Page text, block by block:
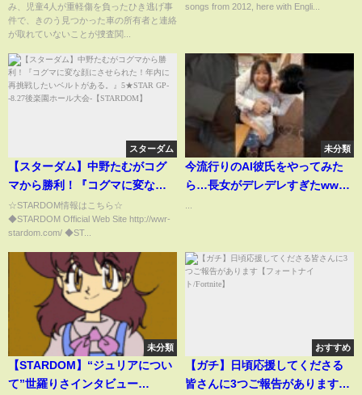
ず 男児4人が重軽傷｜
TBS NEWS DIG
み、児童4人が重軽傷を負ったひき逃げ事
件で、きのう見つかった車の所有者と連絡
が取れていないことが捜査関...
songs from 2012, here with Engli...
スターダム
【スターダム】中野たむがコグ
マから勝利！『コグマに変な顔
にさせられた！年内に再挑戦し
たいベルトがある。』5★STAR
GP--8.27後楽園ホール大会-
【STARDOM】
☆STARDOM情報はこちら☆
◆STARDOM Official Web Site http://wwr-
stardom.com/ ◆ST...
未分類
今流行りのAI彼氏をやってみた
ら…長女がデレデレすぎたwww
未分類
【STARDOM】“ジュリアについ
て”世羅りさインタビュー
おすすめ
【ガチ】日頃応援してくださる
皆さんに3つご報告があります